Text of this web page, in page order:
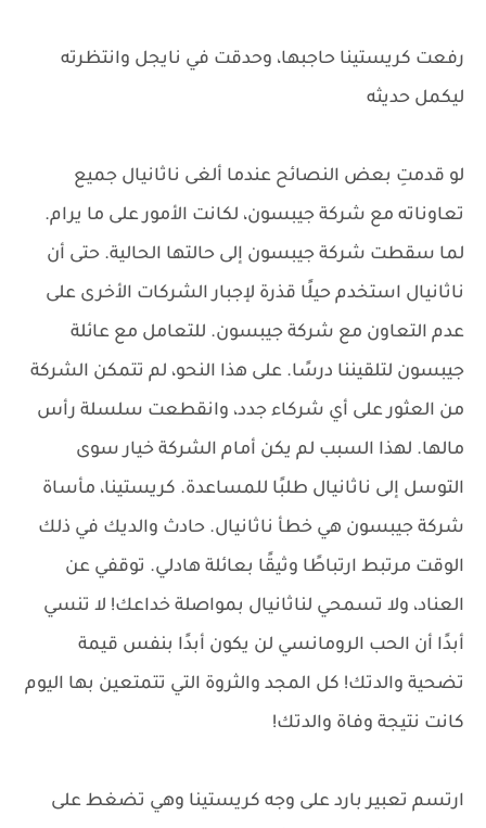
رفعت كريستينا حاجبها، وحدقت في نايجل وانتظرته
ليكمل حديثه
لو قدمتِ بعض النصائح عندما ألغى ناثانيال جميع
تعاوناته مع شركة جيبسون، لكانت الأمور على ما يرام.
لما سقطت شركة جيبسون إلى حالتها الحالية. حتى أن
ناثانيال استخدم حيلًا قذرة لإجبار الشركات الأخرى على
عدم التعاون مع شركة جيبسون. للتعامل مع عائلة
جيبسون لتلقيننا درسًا. على هذا النحو، لم تتمكن الشركة
من العثور على أي شركاء جدد، وانقطعت سلسلة رأس
مالها. لهذا السبب لم يكن أمام الشركة خيار سوى
التوسل إلى ناثانيال طلبًا للمساعدة. كريستينا، مأساة
شركة جيبسون هي خطأ ناثانيال. حادث والديك في ذلك
الوقت مرتبط ارتباطًا وثيقًا بعائلة هادلي. توقفي عن
العناد، ولا تسمحي لناثانيال بمواصلة خداعك! لا تنسي
أبدًا أن الحب الرومانسي لن يكون أبدًا بنفس قيمة
تضحية والدتك! كل المجد والثروة التي تتمتعين بها اليوم
كانت نتيجة وفاة والدتك!
ارتسم تعبير بارد على وجه كريستينا وهي تضغط على